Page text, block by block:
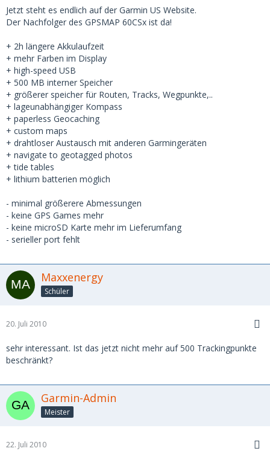
Jetzt steht es endlich auf der Garmin US Website.
Der Nachfolger des GPSMAP 60CSx ist da!
+ 2h längere Akkulaufzeit
+ mehr Farben im Display
+ high-speed USB
+ 500 MB interner Speicher
+ größerer speicher für Routen, Tracks, Wegpunkte,..
+ lageunabhängiger Kompass
+ paperless Geocaching
+ custom maps
+ drahtloser Austausch mit anderen Garmingeräten
+ navigate to geotagged photos
+ tide tables
+ lithium batterien möglich
- minimal größerere Abmessungen
- keine GPS Games mehr
- keine microSD Karte mehr im Lieferumfang
- serieller port fehlt
Maxxenergy
Schüler
20. Juli 2010
sehr interessant. Ist das jetzt nicht mehr auf 500 Trackingpunkte
beschränkt?
Garmin-Admin
Meister
22. Juli 2010